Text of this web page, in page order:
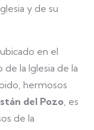
y de su
, ubicado en el
la Iglesia de la
hermosos
del Pozo , es
de la